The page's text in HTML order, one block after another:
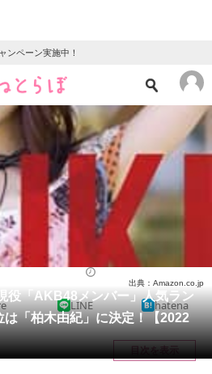
ンペーン実施中！
ニュース
クイズ
地域
教育・育児
リサーチ
ジ
役「AKB48メンバー」人気ラン
「柏木由紀」に決定！【2022
出典：Amazon.co.jp
LINE hatena
目次を表示